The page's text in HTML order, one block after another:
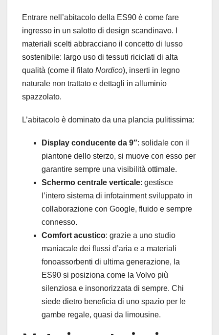
Entrare nell’abitacolo della ES90 è come fare
ingresso in un salotto di design scandinavo. I
materiali scelti abbracciano il concetto di lusso
sostenibile: largo uso di tessuti riciclati di alta
qualità (come il filato Nordico), inserti in legno
naturale non trattato e dettagli in alluminio
spazzolato.
L’abitacolo è dominato da una plancia pulitissima:
Display conducente da 9″: solidale con il
piantone dello sterzo, si muove con esso per
garantire sempre una visibilità ottimale.
Schermo centrale verticale: gestisce
l’intero sistema di infotainment sviluppato in
collaborazione con Google, fluido e sempre
connesso.
Comfort acustico: grazie a uno studio
maniacale dei flussi d’aria e a materiali
fonoassorbenti di ultima generazione, la
ES90 si posiziona come la Volvo più
silenziosa e insonorizzata di sempre. Chi
siede dietro beneficia di uno spazio per le
gambe regale, quasi da limousine.